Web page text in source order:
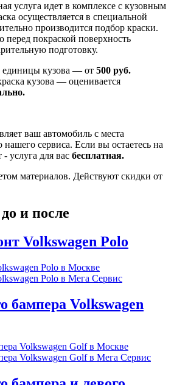
услуга идет в комплексе с кузовным
осуществляется в специальной
производится подбор краски.
перед покраской поверхность
подготовку.
единицы кузова — от 500 руб.
кузова — оценивается
ваш автомобиль с места
сервиса. Если вы остаетесь на
услуга для вас бесплатная.
материалов. Действуют скидки от
и после
Volkswagen Polo
бампера Volkswagen